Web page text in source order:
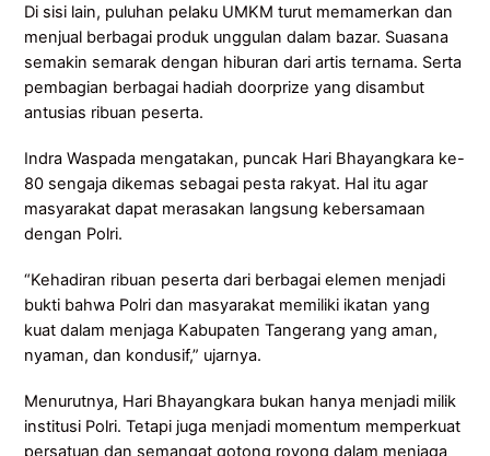
Di sisi lain, puluhan pelaku UMKM turut memamerkan dan
menjual berbagai produk unggulan dalam bazar. Suasana
semakin semarak dengan hiburan dari artis ternama. Serta
pembagian berbagai hadiah doorprize yang disambut
antusias ribuan peserta.
Indra Waspada mengatakan, puncak Hari Bhayangkara ke-
80 sengaja dikemas sebagai pesta rakyat. Hal itu agar
masyarakat dapat merasakan langsung kebersamaan
dengan Polri.
“Kehadiran ribuan peserta dari berbagai elemen menjadi
bukti bahwa Polri dan masyarakat memiliki ikatan yang
kuat dalam menjaga Kabupaten Tangerang yang aman,
nyaman, dan kondusif,” ujarnya.
Menurutnya, Hari Bhayangkara bukan hanya menjadi milik
institusi Polri. Tetapi juga menjadi momentum memperkuat
persatuan dan semangat gotong royong dalam menjaga